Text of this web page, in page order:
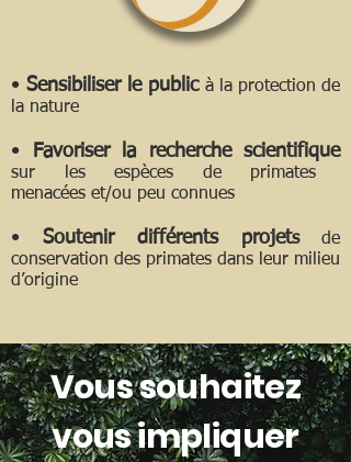
• Sensibiliser le public à la protection de
la nature
• Favoriser la recherche scientifique
sur lesespèces de primates
menacées et/ou peu connues
• Soutenir différents projetsde
conservation des primates dans leur milieu
d’origine
Vous souhaitez
vous impliquer